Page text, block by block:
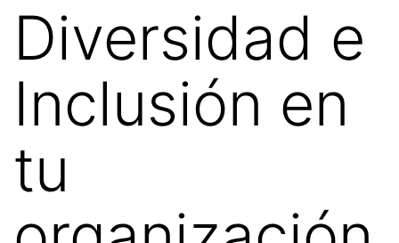
Diversidad e
Inclusión en
tu